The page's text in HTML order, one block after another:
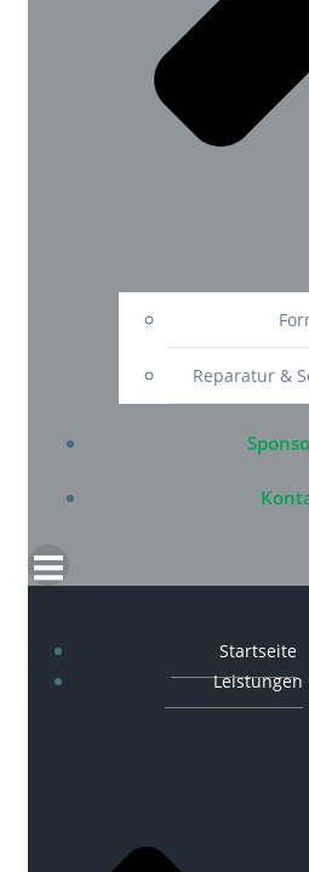
Reparatur &
Startseite
Leistungen